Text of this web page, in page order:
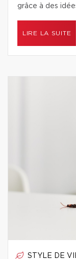
grâce à des
LIRE LA SUITE
STYLE DE